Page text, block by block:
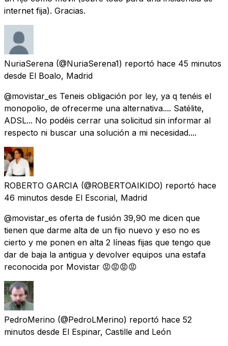
internet fija). Gracias.
NuriaSerena (@NuriaSerena1) reportó hace 45 minutos
desde El Boalo, Madrid
@movistar_es Teneis obligación por ley, ya q tenéis el
monopolio, de ofrecerme una alternativa.... Satélite,
ADSL... No podéis cerrar una solicitud sin informar al
respecto ni buscar una solución a mi necesidad....
ROBERTO GARCIA (@ROBERTOAIKIDO) reportó hace
46 minutos desde El Escorial, Madrid
@movistar_es oferta de fusión 39,90 me dicen que
tienen que darme alta de un fijo nuevo y eso no es
cierto y me ponen en alta 2 líneas fijas que tengo que
dar de baja la antigua y devolver equipos una estafa
reconocida por Movistar 😡😡😡😡
PedroMerino (@PedroLMerino) reportó hace 52
minutos desde El Espinar, Castille and León